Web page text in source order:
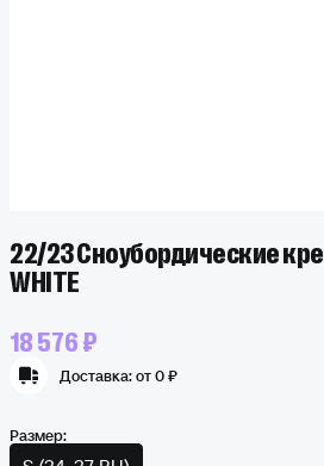
22/23 Сноубордические
WHITE
18 576 ₽
Доставка:от 0 ₽
Размер: